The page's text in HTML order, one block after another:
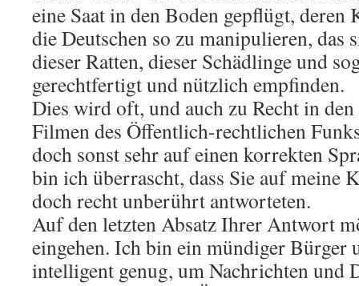
eine Saat in den Boden gepflügt, deren
die Deutschen so zu manipulieren, das
dieser Ratten, dieser Schädlinge und
gerechtfertigt und nützlich empfinden.
Dies wird oft, und auch zu Recht in
Filmen des Öffentlich-rechtlichen
doch sonst sehr auf einen korrekten
bin ich überrascht, dass Sie auf meine
doch recht unberührt antworteten.
Auf den letzten Absatz Ihrer Antwort
eingehen. Ich bin ein mündiger Bürger
intelligent genug, um Nachrichten und